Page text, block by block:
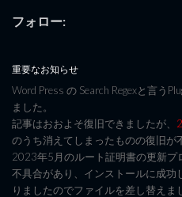
フォロー:
重要なお知らせ
Word Press の Search Regexと言う
ました。
記事はおおよそ復旧できましたが、
のうち消えてしまったものの復旧が
2023年5月のルート証明書の更新プ
不具合があり、インストールに成功
りましたのでファイルを差し替えま